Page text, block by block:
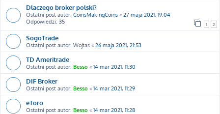
Dlaczego broker polski?
Ostatni post autor: CoinsMakingCoins « 27 maja 2021, 19:04
Odpowiedzi: 35 1 2
SogoTrade
Ostatni post autor: Wojtas « 26 maja 2021, 21:53
TD Ameritrade
Ostatni post autor: Besso « 14 mar 2021, 11:30
DIF Broker
Ostatni post autor: Besso « 14 mar 2021, 11:29
eToro
Ostatni post autor: Besso « 14 mar 2021, 11:28